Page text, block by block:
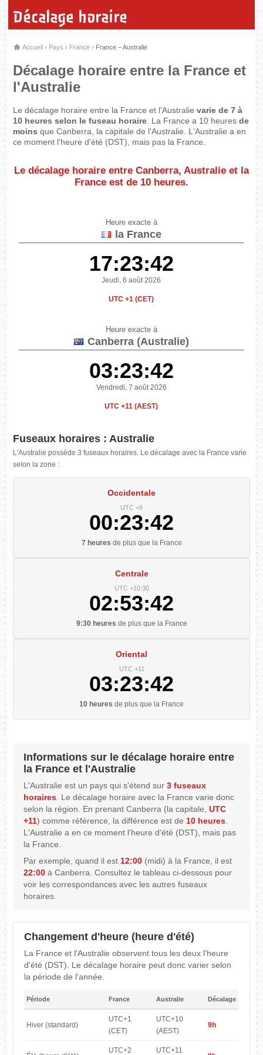
Décalage horaire
Accueil › Pays › France › France – Australie
Décalage horaire entre la France et
l'Australie
Le décalage horaire entre la France et l'Australievarie de 7 à
10 heures selon le fuseau horaire . La France a 10 heuresde
moins que Canberra, la capitale de l'Australie. L'Australie a en
ce moment l'heure d'été (DST), mais pas la France.
Le décalage horaire entre Canberra, Australie et la
France est de 10 heures.
Heure exacte à
la France
17:23:42
Jeudi, 6 août 2026
UTC +1 (CET)
Heure exacte à
Canberra (Australie)
03:23:42
Vendredi, 7 août 2026
UTC +11 (AEST)
Fuseaux horaires : Australie
L'Australie possède 3 fuseaux horaires. Le décalage avec la France varie
selon la zone :
Occidentale
UTC +8
00:23:42
7 heures de plus que la France
Centrale
UTC +10:30
02:53:42
9:30 heures de plus que la France
Oriental
UTC +11
03:23:42
10 heures de plus que la France
Informations sur le décalage horaire entre
la France et l'Australie
L'Australie est un pays qui s'étend sur3 fuseaux
horaires. Le décalage horaire avec la France varie donc
selon la région. En prenant Canberra (la capitale,UTC
+11) comme référence, la différence est de10 heures.
L'Australie a en ce moment l'heure d'été (DST), mais pas
la France.
Par exemple, quand il est12:00 (midi) à la France, il est
22:00 à Canberra. Consultez le tableau ci-dessous pour
voir les correspondances avec les autres fuseaux
horaires.
Changement d'heure (heure d'été)
La France et l'Australie observent tous les deux l'heure
d'été (DST). Le décalage horaire peut donc varier selon
la période de l'année.
Période France Australie Décalage
Hiver (standard)
UTC+1
(CET)
UTC+10
(AEST)
9h
UTC+2 UTC+11